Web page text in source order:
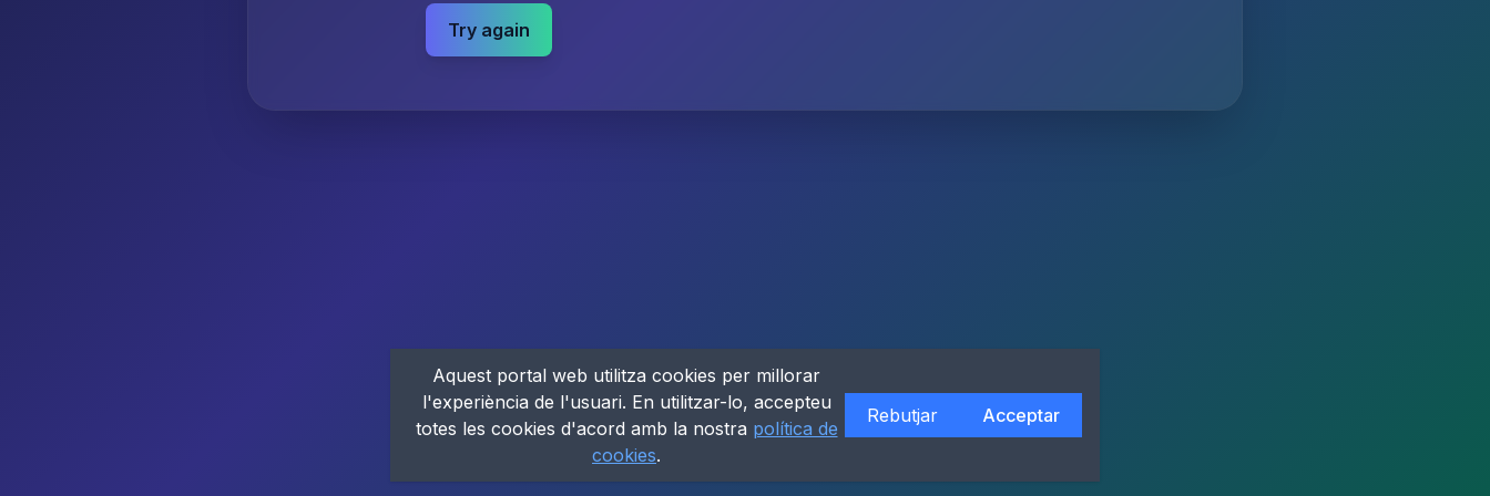
Try again
Aquest portal web utilitza cookies per millorar
l'experiència de l'usuari. En utilitzar-lo, accepteu
totes les cookies d'acord amb la nostra política de
cookies.
Rebutjar Acceptar